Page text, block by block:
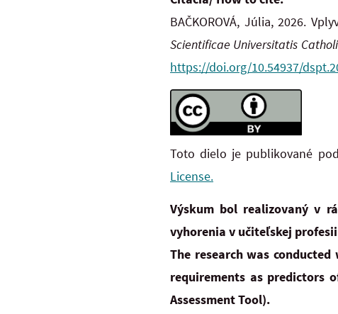
BAČKOROVÁ, Júlia, 2026.
Scientificae Universitatis
https://doi.org/10.54937/
Toto dielo je publikované
License.
Výskum bol realizovaný v
vyhorenia v učiteľskej
The research was
requirements as predictors
Assessment Tool).